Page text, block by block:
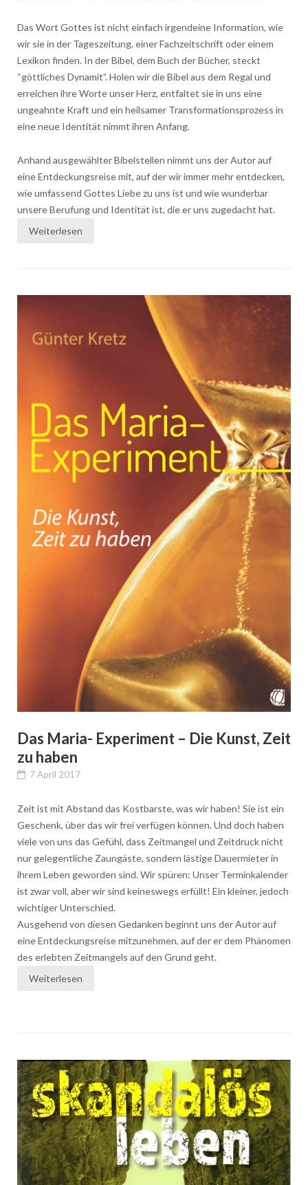
Das Wort Gottes ist nicht einfach irgendeine Information, wie
wir sie in der Tageszeitung, einer Fachzeitschrift oder einem
Lexikon finden. In der Bibel, dem Buch der Bücher, steckt
“göttliches Dynamit”. Holen wir die Bibel aus dem Regal und
erreichen ihre Worte unser Herz, entfaltet sie in uns eine
ungeahnte Kraft und ein heilsamer Transformationsprozess in
eine neue Identität nimmt ihren Anfang.
Anhand ausgewählter Bibelstellen nimmt uns der Autor auf
eine Entdeckungsreise mit, auf der wir immer mehr entdecken,
wie umfassend Gottes Liebe zu uns ist und wie wunderbar
unsere Berufung und Identität ist, die er uns zugedacht hat.
Weiterlesen
Das Maria- Experiment – Die Kunst, Zeit
zu haben
7 April 2017
Zeit ist mit Abstand das Kostbarste, was wir haben! Sie ist ein
Geschenk, über das wir frei verfügen können. Und doch haben
viele von uns das Gefühl, dass Zeitmangel und Zeitdruck nicht
nur gelegentliche Zaungäste, sondern lästige Dauermieter in
ihrem Leben geworden sind. Wir spüren: Unser Terminkalender
ist zwar voll, aber wir sind keineswegs erfüllt! Ein kleiner, jedoch
wichtiger Unterschied.
Ausgehend von diesen Gedanken beginnt uns der Autor auf
eine Entdeckungsreise mitzunehmen, auf der er dem Phänomen
des erlebten Zeitmangels auf den Grund geht.
Weiterlesen